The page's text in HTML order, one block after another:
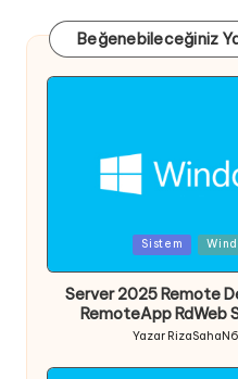
Beğenebileceğiniz
Sistem
Server 2025 Remote
RemoteApp RdWeb
Posted
by
Yazar